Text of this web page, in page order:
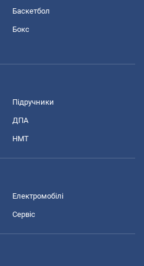
Баскетбол
Бокс
Підручники
ДПА
НМТ
Електромобілі
Сервіс